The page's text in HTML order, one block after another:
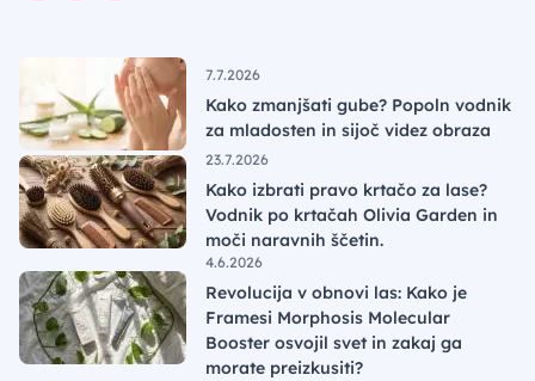
7.7.2026
Kako zmanjšati gube? Popoln vodnik
za mladosten in sijoč videz obraza
23.7.2026
Kako izbrati pravo krtačo za lase?
Vodnik po krtačah Olivia Garden in
moči naravnih ščetin.
4.6.2026
Revolucija v obnovi las: Kako je
Framesi Morphosis Molecular
Booster osvojil svet in zakaj ga
morate preizkusiti?